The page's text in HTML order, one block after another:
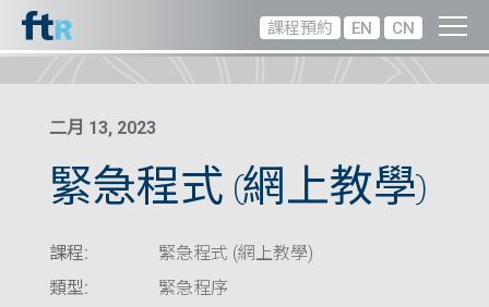
課程預約 EN CN
二月 13, 2023
緊急程式 (網上教學)
課程:
緊急程式 (網上教學)
類型:
緊急程序